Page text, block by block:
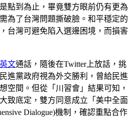
點到為止，畢竟雙方眼前仍有更為
為了台灣問題撕破臉。和平穩定的
台灣可避免陷入選邊困境，而損害
文通話，隨後在Twitter上放話，挑
進黨政府視為外交勝利，曾給民進
空間。但從「川習會」結果可知，
致底定，雙方同意成立「美中全面
Dialogue)機制，確認重點合作